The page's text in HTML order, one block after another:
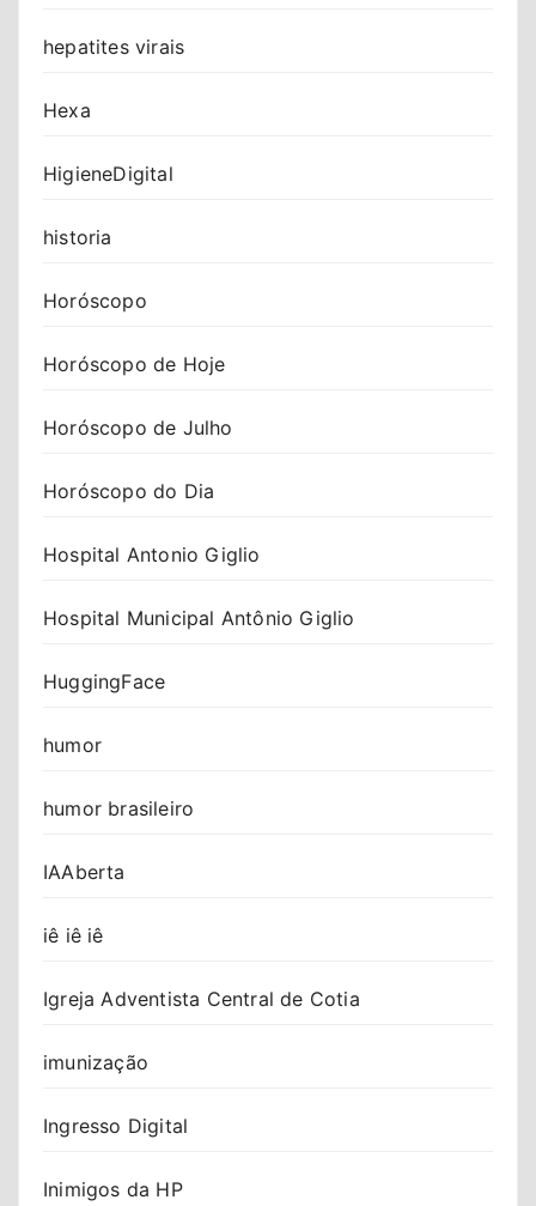
hepatites virais
Hexa
HigieneDigital
historia
Horóscopo
Horóscopo de Hoje
Horóscopo de Julho
Horóscopo do Dia
Hospital Antonio Giglio
Hospital Municipal Antônio Giglio
HuggingFace
humor
humor brasileiro
IAAberta
iê iê iê
Igreja Adventista Central de Cotia
imunização
Ingresso Digital
Inimigos da HP